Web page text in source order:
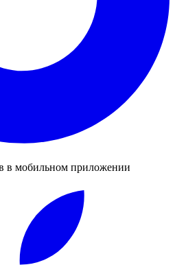
в мобильном приложении